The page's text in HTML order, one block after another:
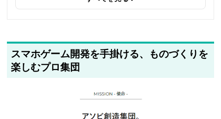
同じトピックを紹介している「株式会社ニット、アライドアーキテ
2025年5月21日
筆者情報を更新しました
スマホゲーム開発を手掛ける、ものづくりを
楽しむプロ集団